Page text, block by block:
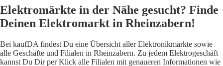
Elektromärkte in der Nähe gesucht? Finde
Deinen Elektromarkt in Rheinzabern!
Bei kaufDA findest Du eine Übersicht aller Elektronikmärkte sowie
alle Geschäfte und Filialen in Rheinzabern. Zu jedem Elektrogeschäft
kannst Du Dir per Klick alle Filialen mit genaueren Informationen wie